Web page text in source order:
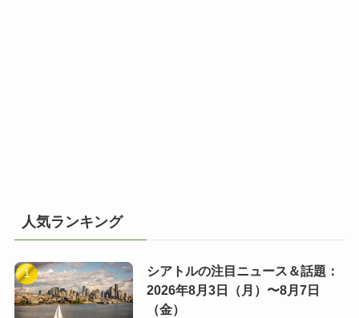
人気ランキング
シアトルの注目ニュース＆話題：
2026年8月3日（月）〜8月7日
（金）